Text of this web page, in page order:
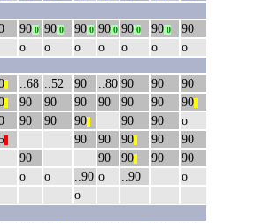
90 0 90 0 90 0 90 0 90 0 90 0
90
о о о о о о о
..68 ..52 90 ..80 90 90
90
90 90 90 90 90 90 90
90 90 90 90 90
о
90 90 90 90
90
90 90 90 90
90
о о ..90 о ..90
о
о